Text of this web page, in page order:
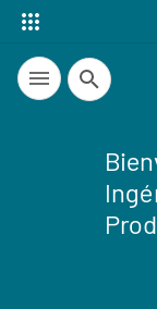
Recherche